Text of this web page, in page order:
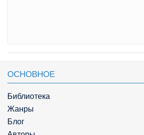
ОСНОВНОЕ
Библиотека
Жанры
Блог